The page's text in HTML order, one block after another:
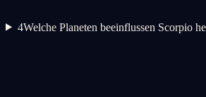
4Welche Planeten beeinflussen Scorpio